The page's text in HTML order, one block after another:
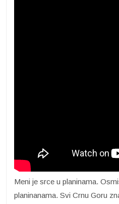
Meni je srce u planinama.
planinanama. Svi Crnu Goru